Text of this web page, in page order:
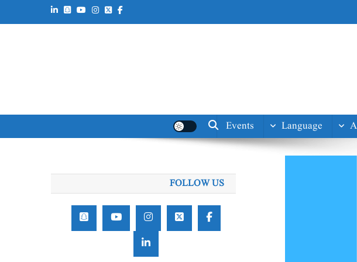
Language
Events
FOLLOW US